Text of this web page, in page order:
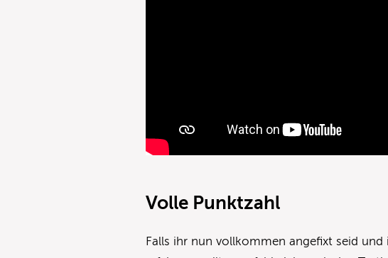
Volle Punktzahl
Falls ihr nun vollkommen angefixt seid